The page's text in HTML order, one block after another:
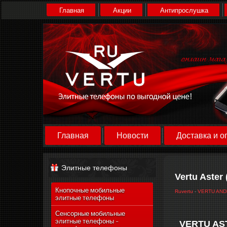
Главная Акции Антипрослушка
Главная Новости Доставка и
Элитные телефоны
Кнопочные мобильные
элитные телефоны
Сенсорные мобильные
элитные телефоны -
Vertu Aster
Ruvertu - VERTU
VERTU